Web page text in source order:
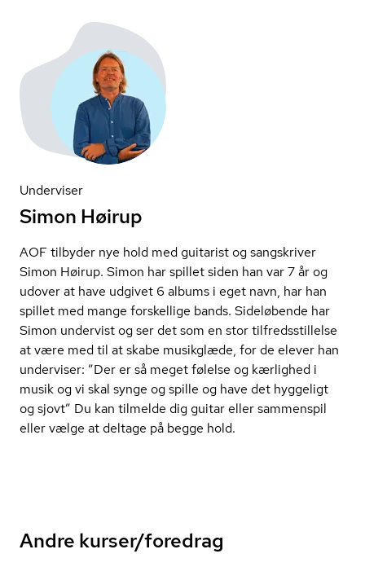
Underviser
Simon Høirup
AOF tilbyder nye hold med guitarist og sangskriver
Simon Høirup. Simon har spillet siden han var 7 år og
udover at have udgivet 6 albums i eget navn, har han
spillet med mange forskellige bands. Sideløbende har
Simon undervist og ser det som en stor til­freds­stil­lel­se
at være med til at skabe musikglæde, for de elever han
underviser: ”Der er så meget følelse og kærlighed i
musik og vi skal synge og spille og have det hyggeligt
og sjovt” Du kan tilmelde dig guitar eller sammenspil
eller vælge at deltage på begge hold.
Andre kurser/foredrag